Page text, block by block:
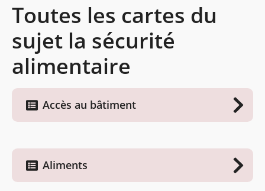
Toutes les cartes du
sujet la sécurité
alimentaire
Accès au bâtiment
Aliments